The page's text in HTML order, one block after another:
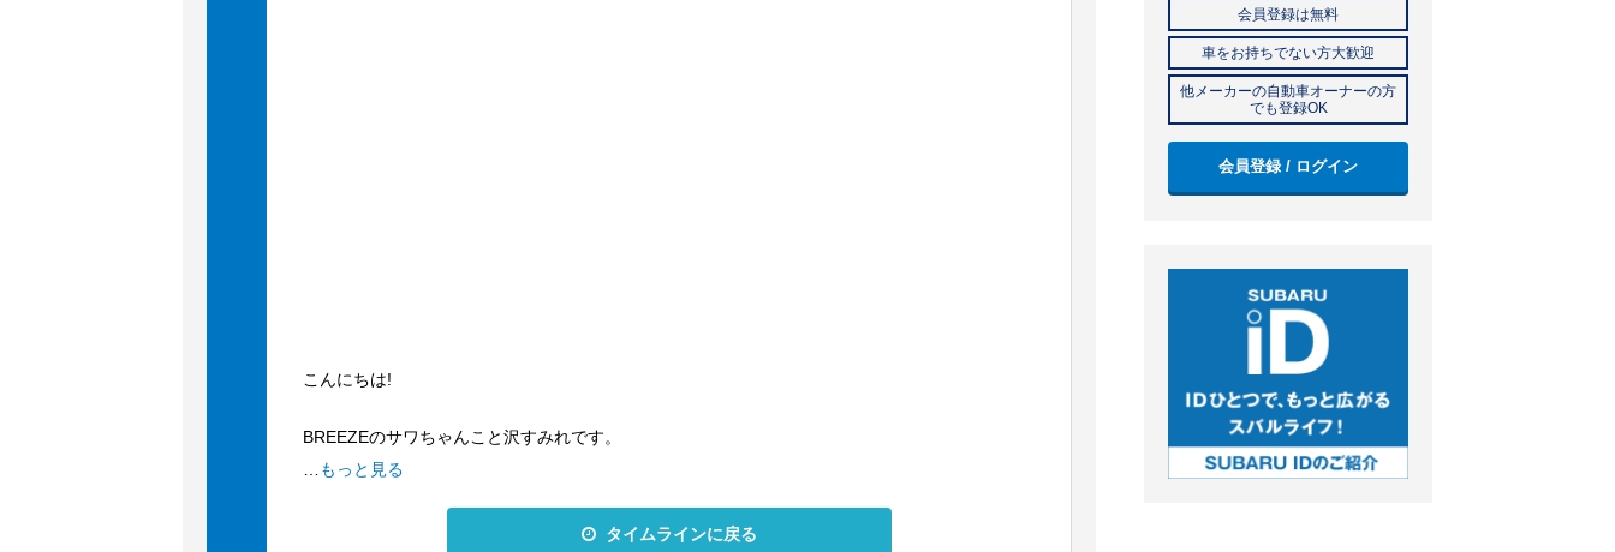
こんにちは!
BREEZEのサワちゃんこと沢すみれです。
もっと見る
タイムラインに戻る
会員登録は無料
車をお持ちでない方大歓迎
他メーカーの自動車オーナーの方
でも登録OK
会員登録 / ログイン